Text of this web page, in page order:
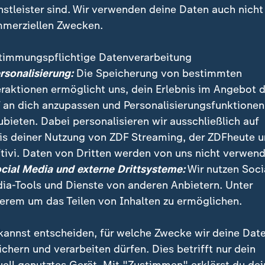
Neue Vorschläge der US-Regierung sorgen für
wegen möglicher Social-Media-Abfragen.
sind. Wir verwenden deine Daten auch nicht
Zwecken.
Datenverarbeitung
Die Speicherung von bestimmten
ermöglicht uns, dein Erlebnis im Angebot
an dich anzupassen und Personalisierungsfunktionen
Dabei personalisieren wir ausschließlich auf
deiner Nutzung von ZDF Streaming, der ZDFheute
Daten von Dritten werden von uns nicht
Media und externe Drittsysteme:Wir nutzen
Tools und Dienste von anderen Anbietern. Unter
um das Teilen von Inhalten zu ermöglichen.
entscheiden, für welche Zwecke wir deine
und verarbeiten dürfen. Dies betrifft nur dein